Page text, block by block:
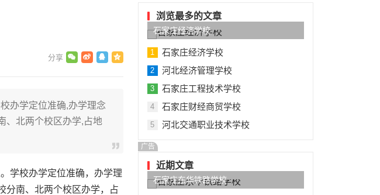
办学定位准确,办学理念
、北两个校区办学,占地
学校办学定位准确，办学理
分南、北两个校区办学，占
浏览最多的文章
石家庄经济学校
1 石家庄经济学校
2 河北经济管理学校
3 石家庄工程技术学校
4 石家庄财经商贸学校
5 河北交通职业技术学校
广告
近期文章
石家庄东华铁路学校